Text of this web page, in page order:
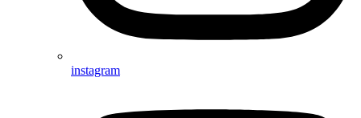
instagram